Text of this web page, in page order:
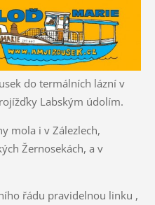
do termálních lázní v
Labským údolím.
mola i v Zálezlech,
Žernosekách, a v
řádu pravidelnou linku ,